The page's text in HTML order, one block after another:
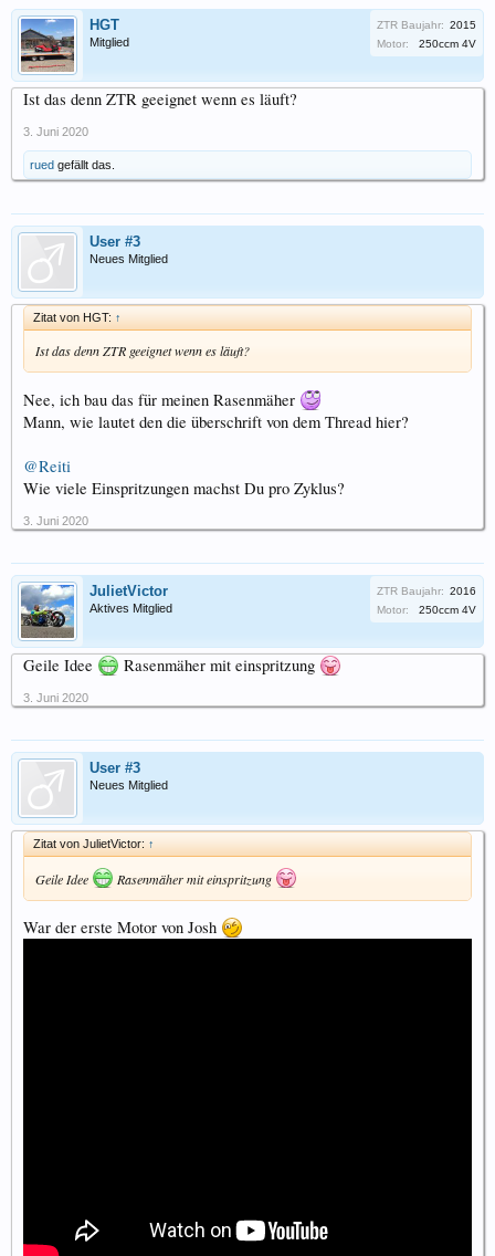
HGT
Mitglied
ZTR Baujahr: 2015
Motor:
250ccm 4V
Ist das denn ZTR geeignet wenn es läuft?
3. Juni 2020
rued gefällt das.
User #3
Neues Mitglied
Zitat von HGT: ↑
Ist das denn ZTR geeignet wenn es läuft?
Nee, ich bau das für meinen Rasenmäher
Mann, wie lautet den die überschrift von dem Thread hier?
@Reiti
Wie viele Einspritzungen machst Du pro Zyklus?
3. Juni 2020
JulietVictor
Aktives Mitglied
ZTR Baujahr: 2016
Motor:
250ccm 4V
Geile Idee Rasenmäher mit einspritzung
3. Juni 2020
User #3
Neues Mitglied
Zitat von JulietVictor: ↑
Geile Idee Rasenmäher mit einspritzung
War der erste Motor von Josh